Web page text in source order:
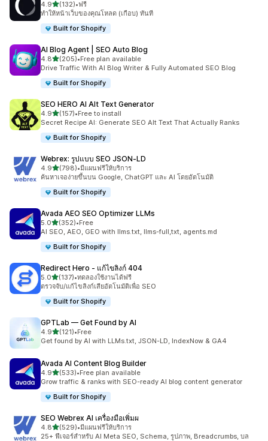
4.9เต็ม 5 ดาว
(132)
ทั้งหมด 132 รีวิว
•ฟรี
ทำให้หน้าเว็บของคุณโหลด (เกือบ) ทันที
Built for Shopify
AI Blog Agent | SEO Auto Blog
4.8เต็ม 5 ดาว
(205)
ทั้งหมด 205 รีวิว
•Free plan available
Drive Traffic With AI Blog Writer & Fully Automated SEO Blog
Built for Shopify
SEO HERO AI Alt Text Generator
4.9เต็ม 5 ดาว
(157)
ทั้งหมด 157 รีวิว
•Free to install
Secret Recipe AI: Generate SEO Alt Text That Actually Ranks
Built for Shopify
Webrex: รูปแบบ SEO JSON‑LD
4.9เต็ม 5 ดาว
(798)
ทั้งหมด 798 รีวิว
•มีแผนฟรีให้บริการ
ค้นหาเจอง่ายขึ้นบน Google, ChatGPT และ AI โดยอัตโนมัติ
Built for Shopify
Avada AEO SEO Optimizer LLMs
5.0เต็ม 5 ดาว
(352)
ทั้งหมด 352 รีวิว
•Free
AI SEO, AEO, GEO with llms.txt, llms-full,txt, agents.md
Built for Shopify
Redirect Hero ‑ แก้ไขลิงก์ 404
5.0เต็ม 5 ดาว
(137)
ทั้งหมด 137 รีวิว
•ทดลองใช้งานได้ฟรี
ตรวจจับ/แก้ไขลิงก์เสียอัตโนมัติเพื่อ SEO
Built for Shopify
GPTLab — Get Found by AI
4.9เต็ม 5 ดาว
(121)
ทั้งหมด 121 รีวิว
•Free
Get found by AI with LLMs.txt, JSON-LD, IndexNow & GA4
Avada AI Content Blog Builder
4.9เต็ม 5 ดาว
(533)
ทั้งหมด 533 รีวิว
•Free plan available
Grow traffic & ranks with SEO-ready AI blog content generator
Built for Shopify
SEO Webrex AI เครื่องมือเพิ่มผ
4.8เต็ม 5 ดาว
(529)
ทั้งหมด 529 รีวิว
•มีแผนฟรีให้บริการ
25+ ฟีเจอร์สำหรับ AI Meta SEO, Schema, รูปภาพ, Breadcrumbs, บล